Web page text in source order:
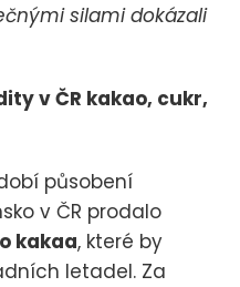
silami dokázali
v ČR kakao, cukr,
působení
v ČR prodalo
kakaa, které by
letadel. Za